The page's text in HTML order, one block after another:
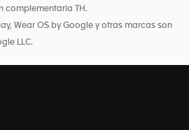
complementaria TH.
Wear OS by Google y otras marcas son
LLC.